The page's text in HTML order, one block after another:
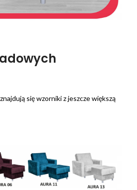
się wzorniki z jeszcze większą